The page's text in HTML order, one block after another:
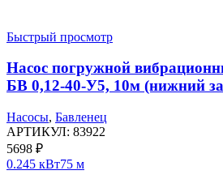
Быстрый просмотр
Насос погружной
БВ 0,12-40-У5, 10м (нижний
Насосы, Бавленец
АРТИКУЛ: 83922
5698 ₽
0.245 кВт75 м